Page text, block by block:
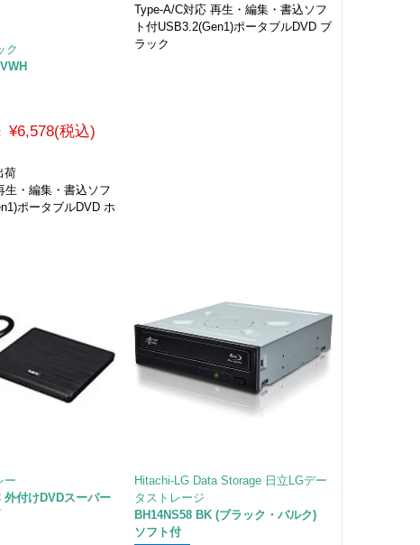
ク
¥6,578(税込)
荷
生・編集・書込ソフ
ポータブルDVD ホ
Type-A/C対応 再生・編集・書込ソフ
ト付USB3.2(Gen1)ポータブルDVD ブ
ラック
ー
外付けDVDスーパー
Hitachi-LG Data Storage 日立LGデー
タストレージ
BH14NS58 BK (ブラック・バルク)
ソフト付